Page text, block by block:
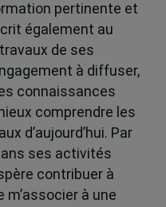
pertinente et
également au
de ses
à diffuser,
connaissances
comprendre les
d’aujourd’hui. Par
ses activités
contribuer à
m’associer à une